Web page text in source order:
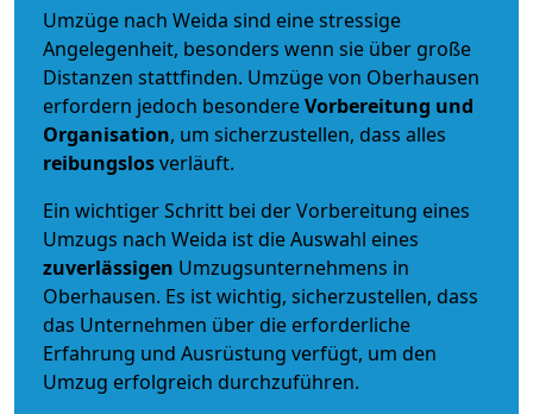
Umzüge nach Weida sind eine stressige
Angelegenheit, besonders wenn sie über große
Distanzen stattfinden. Umzüge von Oberhausen
erfordern jedoch besondereVorbereitung und
Organisation, um sicherzustellen, dass alles
reibungslosverläuft.
Ein wichtiger Schritt bei der Vorbereitung eines
Umzugs nach Weida ist die Auswahl eines
zuverlässigen Umzugsunternehmens in
Oberhausen. Es ist wichtig, sicherzustellen, dass
das Unternehmen über die erforderliche
Erfahrung und Ausrüstung verfügt, um den
Umzug erfolgreich durchzuführen.